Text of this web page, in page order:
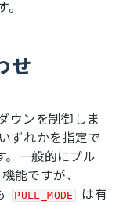
せ
ウンを制御しま
ずれかを指定で
。一般的にプル
能ですが、
PULL_MODE
は有